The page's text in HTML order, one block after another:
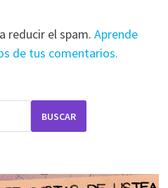
reducir el spam. Aprende
de tus comentarios.
BUSCAR